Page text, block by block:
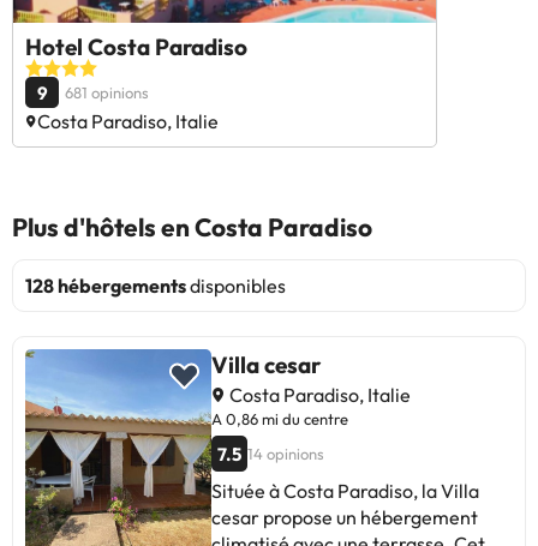
Hotel Costa Paradiso
9 681 opinions
Costa Paradiso, Italie
Plus d'hôtels en Costa Paradiso
128 hébergementsdisponibles
Villa cesar
Costa Paradiso, Italie
A 0,86 mi du centre
7.5 14 opinions
Située à Costa Paradiso, la Villa
cesar propose un hébergement